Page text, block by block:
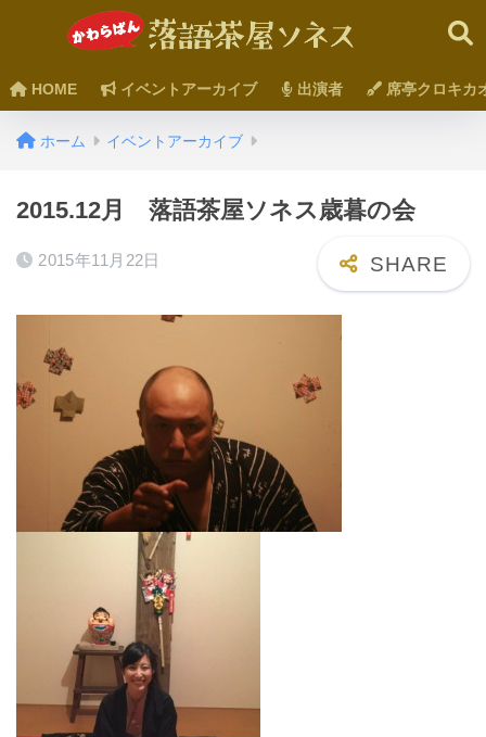
HOME イベントアーカイブ 出演者 席亭クロキカ
ホーム イベントアーカイブ
2015.12月 落語茶屋ソネス歳暮の会
2015年11月22日